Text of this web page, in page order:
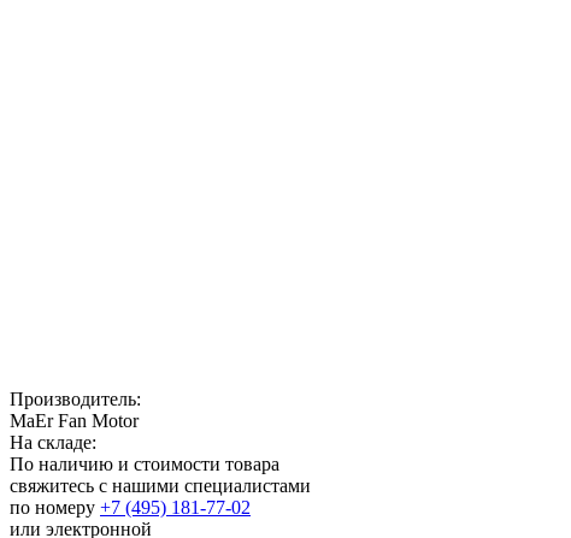
Производитель:
MaEr Fan Motor
На складе:
По наличию и стоимости товара
свяжитесь с нашими специалистами
по номеру +7 (495) 181-77-02
или электронной